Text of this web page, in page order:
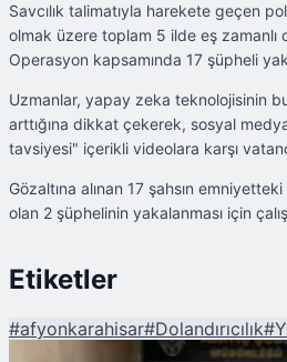
Savcılık talimatıyla harekete geçen
olmak üzere toplam 5 ilde eş
Operasyon kapsamında 17 şüpheli
Uzmanlar, yapay zeka teknolojisinin
arttığına dikkat çekerek, sosyal
tavsiyesi" içerikli videolara karşı
Gözaltına alınan 17 şahsın
olan 2 şüphelinin yakalanması için
Etiketler
#afyonkarahisar#Dolandırıcılık#